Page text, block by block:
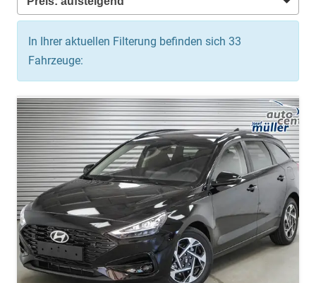
In Ihrer aktuellen Filterung befinden sich 33
Fahrzeuge: